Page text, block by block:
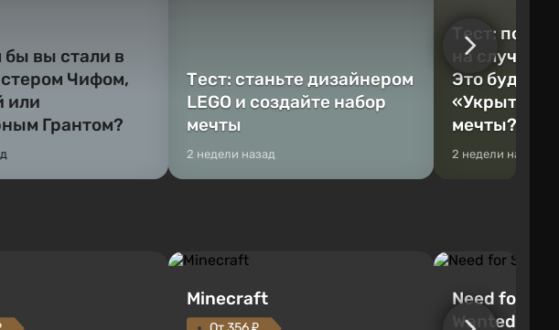
бы вы стали в
Чифом,
или
Грантом?
Тест: станьте дизайнером
LEGO и создайте набор
мечты
2 недели назад
Тест:
на случай
Это будет
«Укрытие»
мечты?
2 недели назад
Minecraft
Need for
Wanted